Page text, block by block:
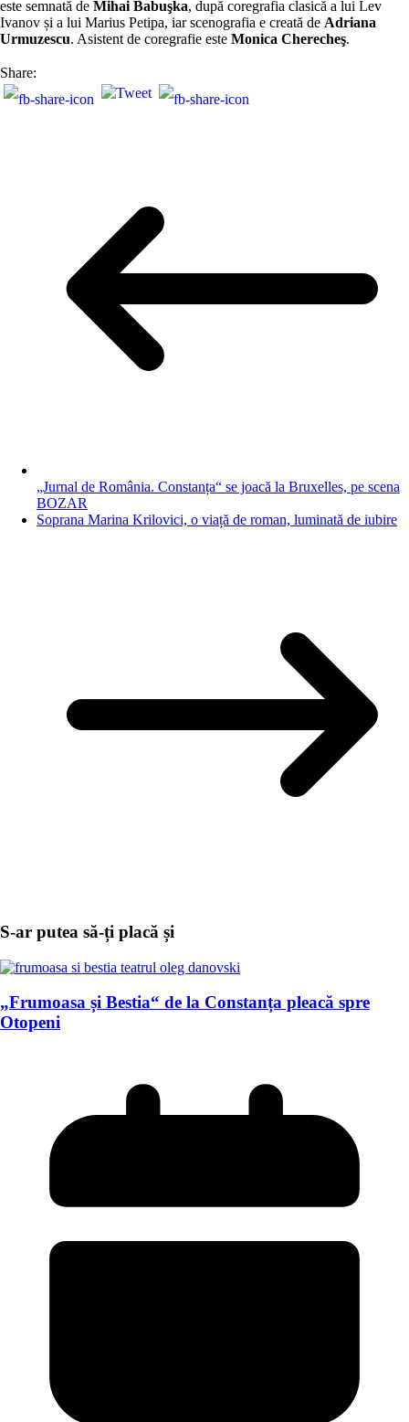
este semnată de Mihai Babuşka, după coregrafia clasică a lui Lev
Ivanov și a lui Marius Petipa, iar scenografia e creată de Adriana
Urmuzescu. Asistent de coregrafie este Monica Cherecheş.
Share:
„Jurnal de România. Constanța“ se joacă la Bruxelles, pe scena
BOZAR
Soprana Marina Krilovici, o viață de roman, luminată de iubire
S-ar putea să-ți placă și
„Frumoasa și Bestia“ de la Constanța pleacă spre
Otopeni